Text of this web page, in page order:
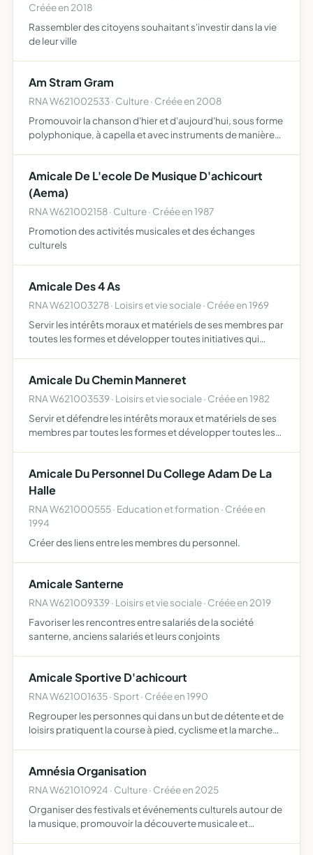
Créée en 2018
Rassembler des citoyens souhaitant s'investir dans la vie
de leur ville
Am Stram Gram
RNA W621002533 · Culture · Créée en 2008
Promouvoir la chanson d'hier et d'aujourd'hui, sous forme
polyphonique, à capella et avec instruments de manière
Amicale De L'ecole De Musique D'achicourt
(Aema)
RNA W621002158 · Culture · Créée en 1987
Promotion des activités musicales et des échanges
culturels
Amicale Des 4 As
RNA W621003278 · Loisirs et vie sociale · Créée en 1969
Servir les intérêts moraux et matériels de ses membres par
toutes les formes et développer toutes initiatives qui
Amicale Du Chemin Manneret
RNA W621003539 · Loisirs et vie sociale · Créée en 1982
Servir et défendre les intérêts moraux et matériels de ses
membres par toutes les formes et développer toutes les
Amicale Du Personnel Du College Adam De La
Halle
RNA W621000555 · Education et formation · Créée en
1994
Créer des liens entre les membres du personnel.
Amicale Santerne
RNA W621009339 · Loisirs et vie sociale · Créée en 2019
Favoriser les rencontres entre salariés de la société
santerne, anciens salariés et leurs conjoints
Amicale Sportive D'achicourt
RNA W621001635 · Sport · Créée en 1990
Regrouper les personnes qui dans un but de détente et de
loisirs pratiquent la course à pied, cyclisme et la marche
Amnésia Organisation
RNA W621010924 · Culture · Créée en 2025
Organiser des festivals et événements culturels autour de
la musique, promouvoir la découverte musicale et